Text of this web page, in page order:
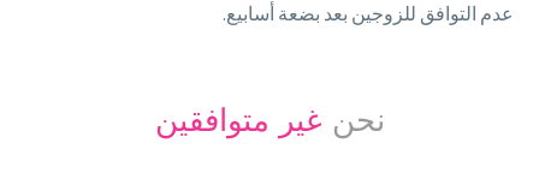
عدم التوافق للزوجين بعد بضعة أسابيع.
نحن غير متوافقين